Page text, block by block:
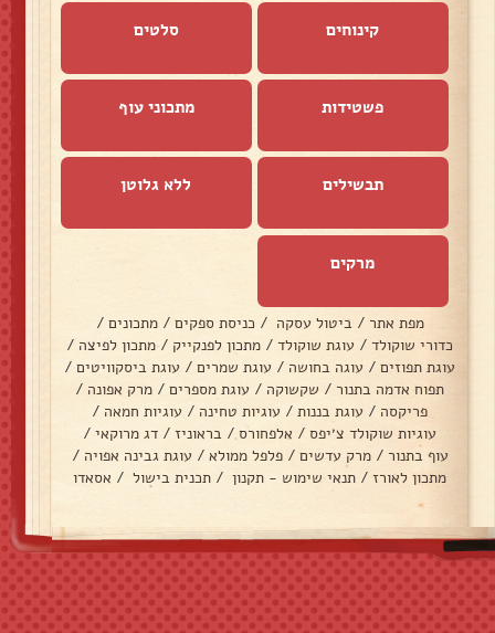
קינוחים סלטים
פשטידות מתכוני עוף
תבשילים ללא גלוטן
מרקים
מפת אתר / ביטול עסקה / כניסת ספקים / מתכונים /
כדורי שוקולד / עוגת שוקולד / מתכון לפנקייק / מתכון לפיצה /
עוגת תפוזים / עוגה בחושה / עוגת שמרים / עוגת ביסקוויטים/
תפוח אדמה בתנור / שקשוקה / עוגת מספרים / מרק אפונה /
פריקסה / עוגת בננות / עוגיות טחינה / עוגיות חמאה /
עוגיות שוקולד צ׳יפס / אלפחורס/ בראוניז / דג מרוקאי /
עוף בתנור / מרק עדשים / פלפל ממולא / עוגת גבינה אפויה /
מתכון לאורז / תנאי שימוש - תקנון / תכנית בישול / אסאדו